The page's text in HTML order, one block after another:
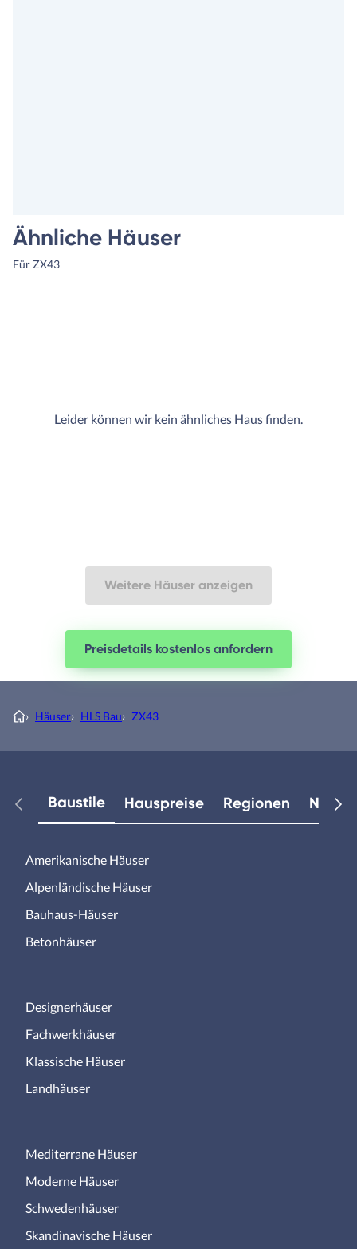
Ähnliche Häuser
Für ZX43
Leider können wir kein ähnliches Haus finden.
Weitere Häuser anzeigen
Preisdetails kostenlos anfordern
› Häuser› HLS Bau› ZX43
Baustile Hauspreise Regionen
Amerikanische Häuser
Alpenländische Häuser
Bauhaus-Häuser
Betonhäuser
Designerhäuser
Fachwerkhäuser
Klassische Häuser
Landhäuser
Mediterrane Häuser
Moderne Häuser
Schwedenhäuser
Skandinavische Häuser